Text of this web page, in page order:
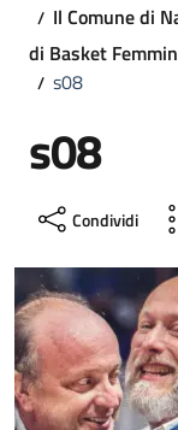
Il Comune di
di Basket
s08
s08
Condividi